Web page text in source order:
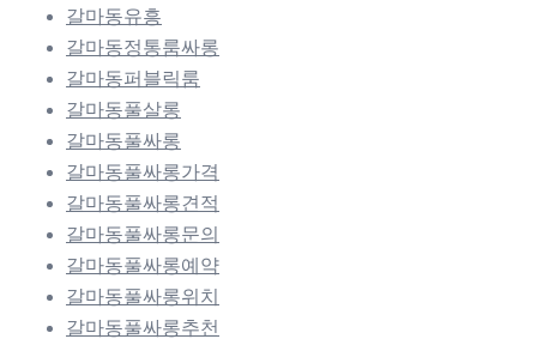
갈마동유흥
갈마동정통룸싸롱
갈마동퍼블릭룸
갈마동풀살롱
갈마동풀싸롱
갈마동풀싸롱가격
갈마동풀싸롱견적
갈마동풀싸롱문의
갈마동풀싸롱예약
갈마동풀싸롱위치
갈마동풀싸롱추천